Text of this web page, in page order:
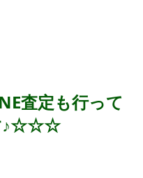
査定も行って
♪☆☆☆